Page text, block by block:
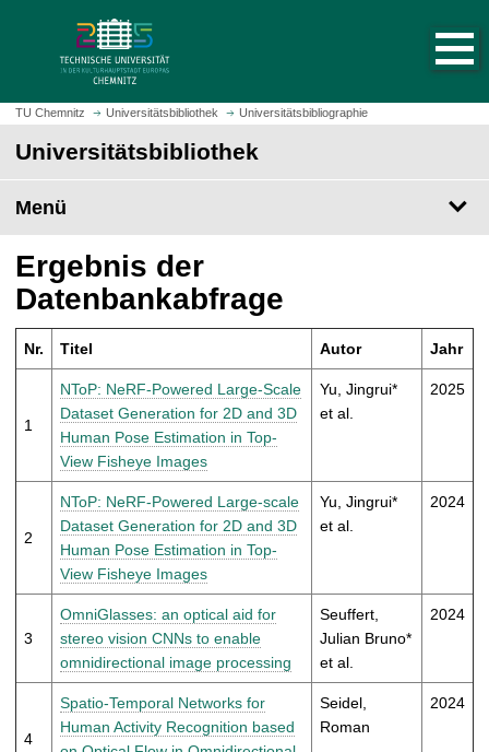
z
m
t
e
i
t
u
f
u
f
TU Chemnitz Universitätsbibliothek Universitätsbibliographie
Universitätsbibliothek
Menü
Ergebnis der
Datenbankabfrage
Nr. Titel Autor Jahr
1
NToP: NeRF-Powered Large-Scale
Dataset Generation for 2D and 3D
Human Pose Estimation in Top-
View Fisheye Images
Yu, Jingrui*
et al.
2025
2
NToP: NeRF-Powered Large-scale
Dataset Generation for 2D and 3D
Human Pose Estimation in Top-
View Fisheye Images
Yu, Jingrui*
et al.
2024
3
OmniGlasses: an optical aid for
stereo vision CNNs to enable
omnidirectional image processing
Seuffert,
Julian Bruno*
et al.
2024
4
Spatio-Temporal Networks for
Human Activity Recognition based
Seidel,
Roman
2024